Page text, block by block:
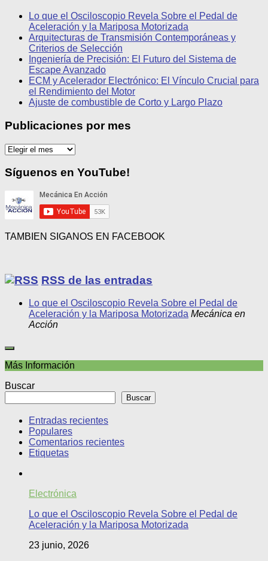
Lo que el Osciloscopio Revela Sobre el Pedal de
Aceleración y la Mariposa Motorizada
Arquitecturas de Transmisión Contemporáneas y
Criterios de Selección
Ingeniería de Precisión: El Futuro del Sistema de
Escape Avanzado
ECM y Acelerador Electrónico: El Vínculo Crucial para
el Rendimiento del Motor
Ajuste de combustible de Corto y Largo Plazo
Publicaciones por mes
Publicaciones
mes
Síguenos en YouTube!
TAMBIEN SIGANOS EN FACEBOOK
RSS de las entradas
Lo que el Osciloscopio Revela Sobre el Pedal de
Aceleración y la Mariposa Motorizada Mecánica en
Acción
Más Información
Buscar
Buscar
Entradas recientes
Populares
Comentarios recientes
Etiquetas
Electrónica
Lo que el Osciloscopio Revela Sobre el Pedal de
Aceleración y la Mariposa Motorizada
23 junio, 2026